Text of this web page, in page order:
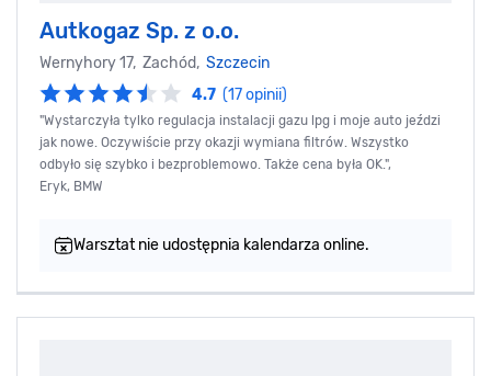
Autkogaz Sp. z o.o.
Wernyhory 17, Zachód, Szczecin
4.7 (17 opinii)
"Wystarczyła tylko regulacja instalacji gazu lpg i moje auto jeździ
jak nowe. Oczywiście przy okazji wymiana filtrów. Wszystko
odbyło się szybko i bezproblemowo. Także cena była OK.",
Eryk, BMW
Warsztat nie udostępnia kalendarza online.